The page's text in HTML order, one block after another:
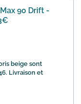
90 Drift -
beige sont
Livraison et